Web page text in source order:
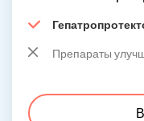
Препараты